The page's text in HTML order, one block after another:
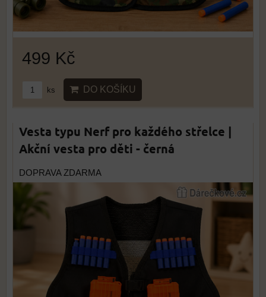
499 Kč
ks DO KOŠÍKU
Vesta typu Nerf pro každého střelce |
Akční vesta pro děti - černá
DOPRAVA ZDARMA